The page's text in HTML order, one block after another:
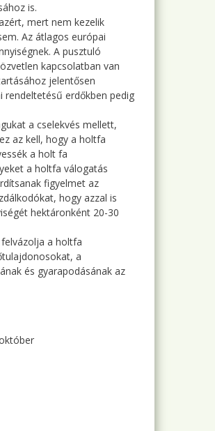
is.
mert nem kezelik
Az átlagos európai
A pusztuló
kapcsolatban van
jelentősen
rendeltetésű erdőkben pedig
a cselekvés mellett,
az kell, hogy a holtfa
a holt fa
a holtfa válogatás
figyelmet az
hogy azzal is
hektáronként 20-30
a holtfa
a
és gyarapodásának az